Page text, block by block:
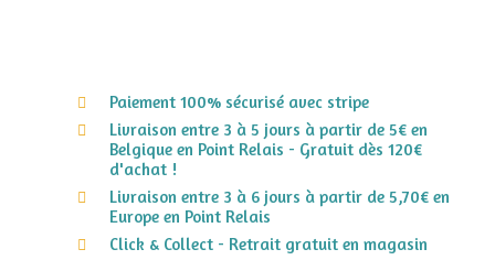
Paiement 100% sécurisé avec stripe
Livraison entre 3 à 5 jours à partir de 5€ en
Belgique en Point Relais - Gratuit dès 120€
d'achat !
Livraison entre 3 à 6 jours à partir de 5,70€ en
Europe en Point Relais
Click & Collect - Retrait gratuit en magasin